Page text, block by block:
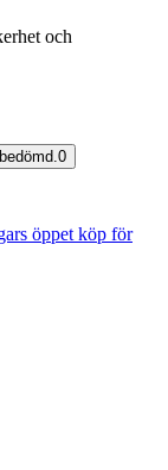
och
0
öppet köp för